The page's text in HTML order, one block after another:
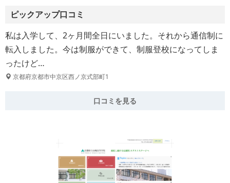
ピックアップ口コミ
私は入学して、2ヶ月間全日にいました。それから通信制に
転入しました。今は制服ができて、制服登校になってしま
ったけど…
京都府京都市中京区西ノ京式部町1
口コミを見る